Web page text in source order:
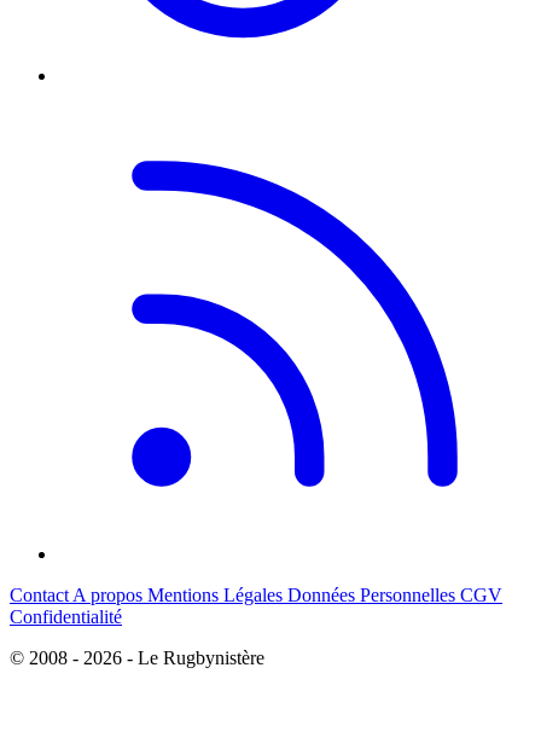
Contact A propos Mentions Légales Données Personnelles CGV
Confidentialité
© 2008 - 2026 - Le Rugbynistère